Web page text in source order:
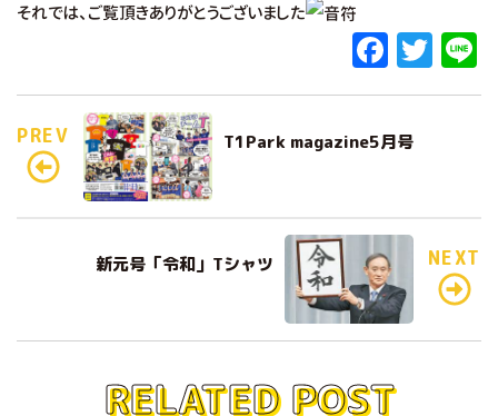
それでは、ご覧頂きありがとうございました
F
a
c
e
o
o
k
T
w n
PREV T1Park magazine5月号
新元号「令和」Tシャツ NEXT
RELATED POST